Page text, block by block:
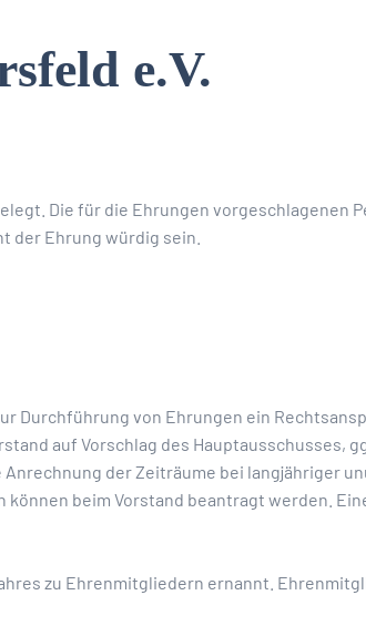
e.V.
Die für die Ehrungen vorgeschlagenen
der Ehrung würdig sein.
Durchführung von Ehrungen ein
auf Vorschlag des Hauptausschusses,
der Zeiträume bei langjähriger
beim Vorstand beantragt werden.
zu Ehrenmitgliedern ernannt.